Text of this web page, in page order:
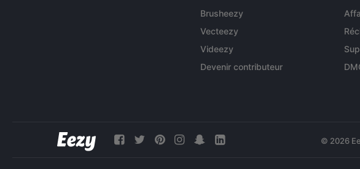
Brusheezy
Vecteezy
Videezy
Devenir contributeur
© 2026